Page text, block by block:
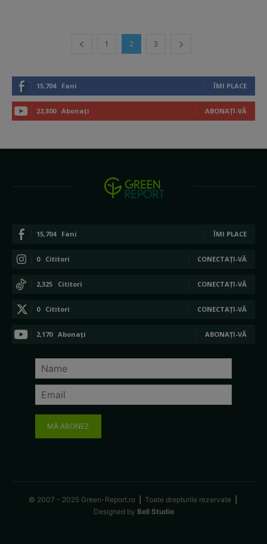
1 2 3
15,704 Fani ÎMI PLACE
22,800 Abonați ABONAȚI-VĂ
15,704 Fani ÎMI PLACE
0 Cititori CONECTAȚI-VĂ
2,325 Cititori CONECTAȚI-VĂ
0 Cititori CONECTAȚI-VĂ
2,170 Abonați ABONAȚI-VĂ
MĂ ABONEZ
© 2007 - 2025 Green-Report.ro Toate drepturile rezervate
Designed by Bell Studio